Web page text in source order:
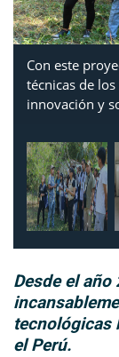
Con este
técnicas de
innovación y
Desde el
tecnológicas
el Perú.